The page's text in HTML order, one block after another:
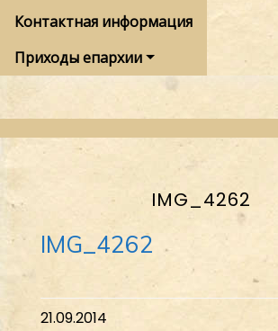
Контактная информация
Приходы епархии
IMG_4262
IMG_4262
21.09.2014